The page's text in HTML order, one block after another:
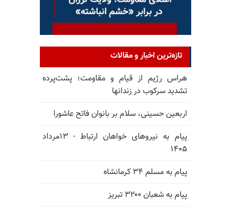
تازه‌ترین اخبار و مقالات
هراس رژیم از قیام و مقاومت؛ پشت‌پرده
تشدید سرکوب در زندانها
اربعین حسینی، سلام بر بانوان فاتح عاشورا
پیام به نیروهای خواهان ارتباط - ۱۳مرداد
۱۴۰۵
پیام به مسلم ۳۴ کرمانشاه
پیام به شعبان ۳۲۰۰ تبریز